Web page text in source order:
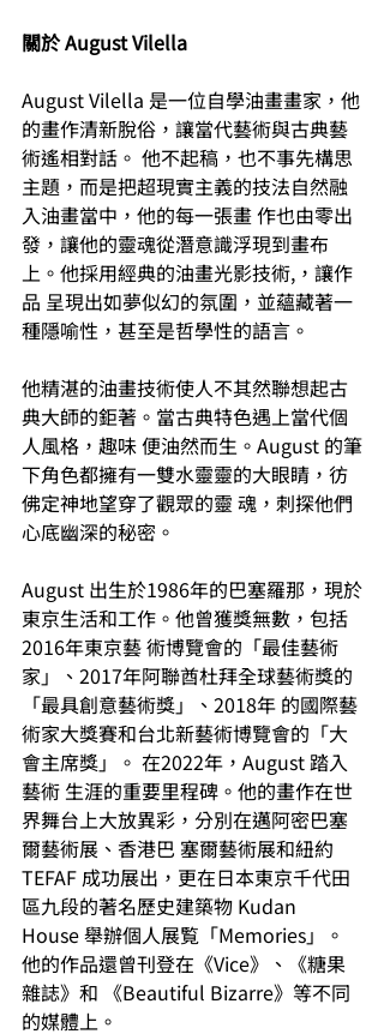
關於 August Vilella
August Vilella 是一位自學油畫畫家，他
的畫作清新脫俗，讓當代藝術與古典藝
術遙相對話。 他不起稿，也不事先構思
主題，而是把超現實主義的技法自然融
入油畫當中，他的每一張畫 作也由零出
發，讓他的靈魂從潛意識浮現到畫布
上。他採用經典的油畫光影技術,，讓作
品 呈現出如夢似幻的氛圍，並蘊藏著一
種隱喻性，甚至是哲學性的語言。
他精湛的油畫技術使人不其然聯想起古
典大師的鉅著。當古典特色遇上當代個
人風格，趣味 便油然而生。August 的筆
下角色都擁有一雙水靈靈的大眼睛，彷
佛定神地望穿了觀眾的靈 魂，刺探他們
心底幽深的秘密。
August 出生於1986年的巴塞羅那，現於
東京生活和工作。他曾獲獎無數，包括
2016年東京藝 術博覽會的「最佳藝術
家」、2017年阿聯酋杜拜全球藝術獎的
「最具創意藝術獎」、2018年 的國際藝
術家大獎賽和台北新藝術博覽會的「大
會主席獎」。 在2022年，August 踏入
藝術 生涯的重要里程碑。他的畫作在世
界舞台上大放異彩，分別在邁阿密巴塞
爾藝術展、香港巴 塞爾藝術展和紐約
TEFAF 成功展出，更在日本東京千代田
區九段的著名歷史建築物 Kudan
House 舉辦個人展覧「Memories」。
他的作品還曾刊登在《Vice》、《糖果
雜誌》和 《Beautiful Bizarre》等不同
的媒體上。